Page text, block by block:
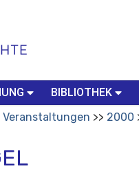
BIBLIOTHEK
Veranstaltungen 2000